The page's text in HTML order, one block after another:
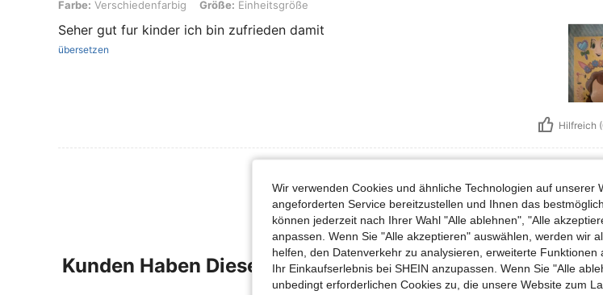
Farbe: Verschiedenfarbig, Größe: Einheitsgröße
Farbe: Verschiedenfarbig Größe: Einheitsgröße
Seher gut fur kinder ich bin zufrieden damit
übersetzen
Hilfreich
Kunden Haben Diese Artikel Auch Angeschaut
Wir verwenden Cookies und ähnliche Technologien auf unserer
angeforderten Service bereitzustellen und Ihnen das
können jederzeit nach Ihrer Wahl "Alle ablehnen", "Alle
anpassen. Wenn Sie "Alle akzeptieren" auswählen, werden wir
helfen, den Datenverkehr zu analysieren, erweiterte
Ihr Einkaufserlebnis bei SHEIN anzupassen. Wenn Sie "Alle
unbedingt erforderlichen Cookies zu, die unsere Website zum